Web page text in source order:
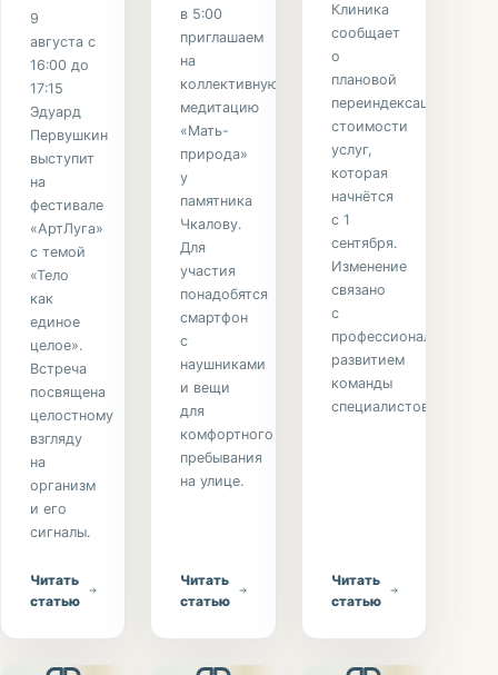
9
августа с
16:00 до
17:15
Эдуард
Первушкин
выступит
на
фестивале
«АртЛуга»
с темой
«Тело
как
единое
целое».
Встреча
посвящена
целостному
взгляду
на
организм
и его
сигналы.
Читать
статью
в 5:00
приглашаем
на
коллективную
медитацию
«Мать-
природа»
у
памятника
Чкалову.
Для
участия
понадобятся
смартфон
с
наушниками
и вещи
для
комфортного
пребывания
на улице.
Читать
статью
Клиника
сообщает
о
плановой
переиндексации
стоимости
услуг,
которая
начнётся
с 1
сентября.
Изменение
связано
с
профессиональным
развитием
команды
специалистов.
Читать
статью